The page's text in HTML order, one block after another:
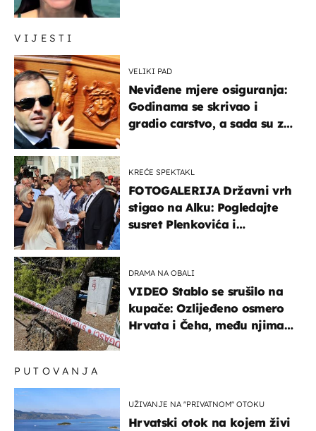
VIJESTI
VELIKI PAD
Neviđene mjere osiguranja:
Godinama se skrivao i
gradio carstvo, a sada su za
KREĆE SPEKTAKL
FOTOGALERIJA Državni vrh
stigao na Alku: Pogledajte
susret Plenkovića i
DRAMA NA OBALI
VIDEO Stablo se srušilo na
kupače: Ozlijeđeno osmero
Hrvata i Čeha, među njima
PUTOVANJA
UŽIVANJE NA "PRIVATNOM" OTOKU
Hrvatski otok na kojem živi